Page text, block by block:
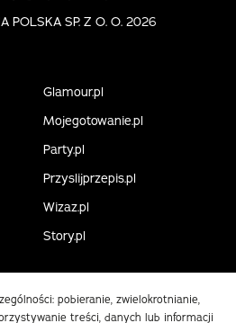
POLSKA SP. Z O. O. 2026
Glamour.pl
Mojegotowanie.pl
Party.pl
Przyslijprzepis.pl
Wizaz.pl
Story.pl
pobieranie, zwielokrotnianie,
treści, danych lub informacji